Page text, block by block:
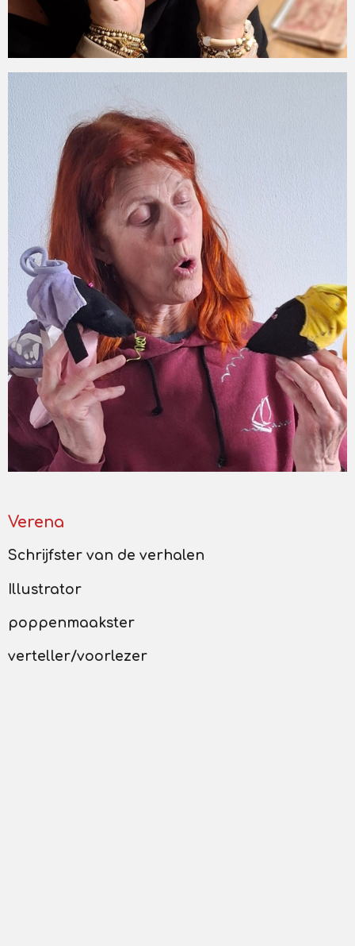
Verena
Schrijfster van de verhalen
Illustrator
poppenmaakster
verteller/voorlezer